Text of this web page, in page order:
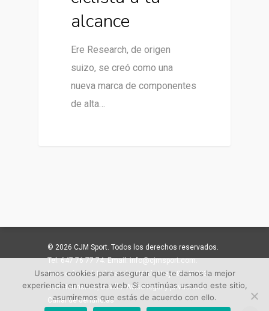
alcance
Ere Research, de origen
suizo, se creó como una
nueva marca de componentes
de alta…
© 2026 CJM Sport. Todos los derechos reservados.
Tel: 647 76 77 74. Email: info@cjmsport.com.
Dirección: Pol. Ind. La Isla. C/ Río Viejo 81 41703
Dos Hermanas, Sevilla. Aviso legal y privacidad.
Canal de denuncias
Usamos cookies para asegurar que te damos la mejor
experiencia en nuestra web. Si continúas usando este sitio,
asumiremos que estás de acuerdo con ello.